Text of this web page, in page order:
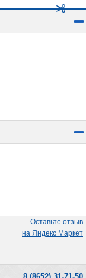
Оставьте отзыв
на Яндекс Маркет